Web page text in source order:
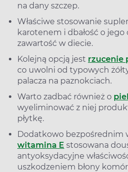
na dany szczep.
Właściwe stosowanie
karotenem i dbałość o
zawartość w diecie.
Kolejną opcją jest rzucenie
co uwolni od typowych
palacza na paznokciach.
Warto zadbać również o
wyeliminować z niej
płytkę.
Dodatkowo bezpośrednim
witamina E stosowana
antyoksydacyjne
uszkodzeniem błony